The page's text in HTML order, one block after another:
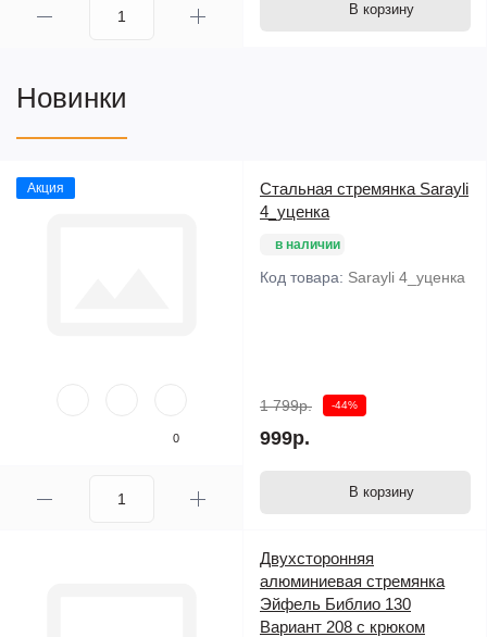
В корзину
Новинки
Акция
0
Стальная стремянка Sarayli
4_уценка
в наличии
Код товара: Sarayli 4_уценка
1 799р. -44%
999р.
В корзину
Двухсторонняя
алюминиевая стремянка
Эйфель Библио 130
Вариант 208 с крюком